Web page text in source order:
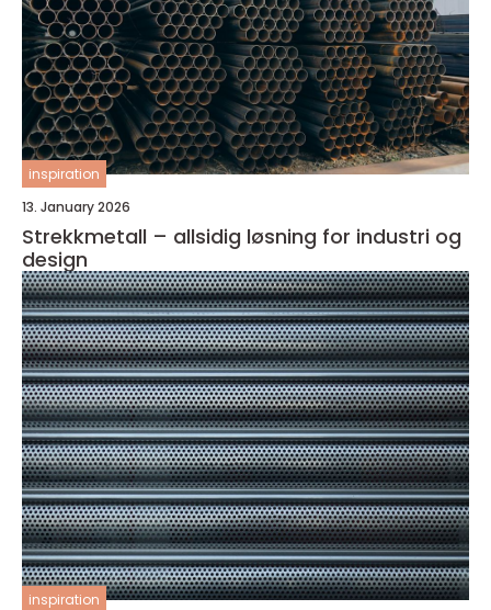
inspiration
13. January 2026
Strekkmetall – allsidig løsning for industri og
design
inspiration